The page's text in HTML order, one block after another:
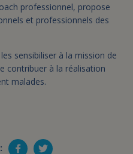
professionnel, propose
et professionnels des
sensibiliser à la mission de
contribuer à la réalisation
malades.